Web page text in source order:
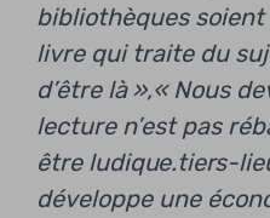
bibliothèques soient
livre qui traite du
d’être là »,« Nous
lecture n’est pas
être ludique.tiers-
développe une